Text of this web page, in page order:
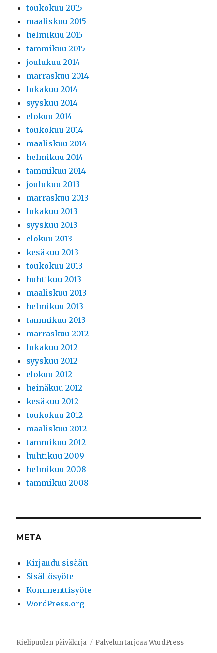
toukokuu 2015
maaliskuu 2015
helmikuu 2015
tammikuu 2015
joulukuu 2014
marraskuu 2014
lokakuu 2014
syyskuu 2014
elokuu 2014
toukokuu 2014
maaliskuu 2014
helmikuu 2014
tammikuu 2014
joulukuu 2013
marraskuu 2013
lokakuu 2013
syyskuu 2013
elokuu 2013
kesäkuu 2013
toukokuu 2013
huhtikuu 2013
maaliskuu 2013
helmikuu 2013
tammikuu 2013
marraskuu 2012
lokakuu 2012
syyskuu 2012
elokuu 2012
heinäkuu 2012
kesäkuu 2012
toukokuu 2012
maaliskuu 2012
tammikuu 2012
huhtikuu 2009
helmikuu 2008
tammikuu 2008
META
Kirjaudu sisään
Sisältösyöte
Kommenttisyöte
WordPress.org
Kielipuolen päiväkirja Palvelun tarjoaa WordPress